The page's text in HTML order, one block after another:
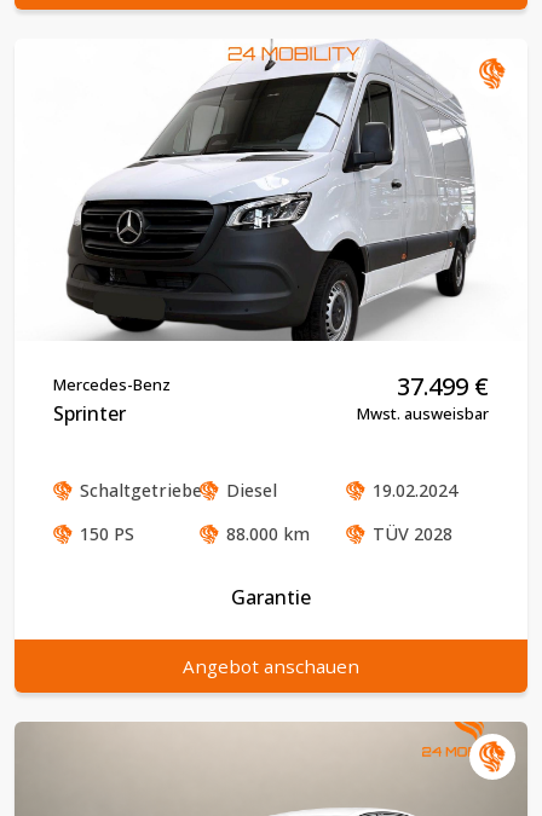
Mercedes-Benz
Sprinter
37.499 €
Mwst. ausweisbar
Schaltgetriebe Diesel
19.02.2024
150 PS 88.000 km TÜV 2028
Garantie
Angebot anschauen